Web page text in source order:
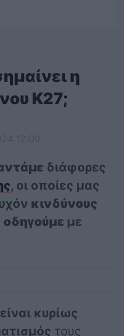
η
Κ27;
διάφορες
, οι οποίες μας
κινδύνους
οδηγούμε με
κυρίως
τους